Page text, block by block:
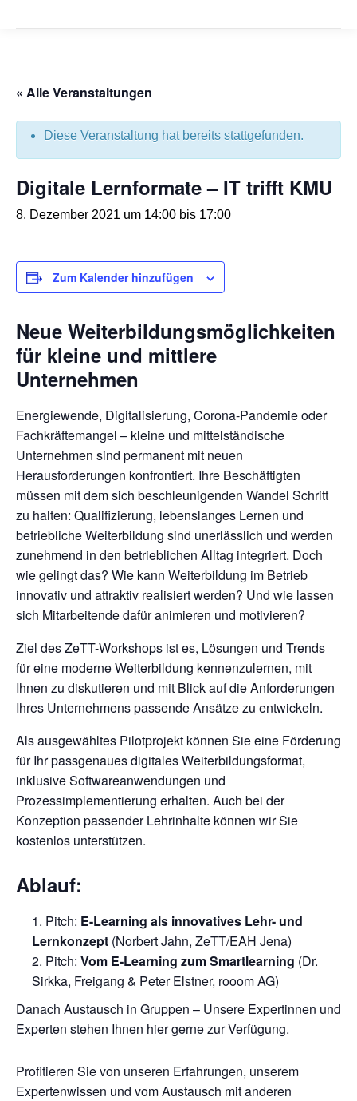
« Alle Veranstaltungen
Diese Veranstaltung hat bereits stattgefunden.
Digitale Lernformate – IT trifft KMU
8. Dezember 2021 um 14:00 bis 17:00
Neue Weiterbildungsmöglichkeiten
für kleine und mittlere
Unternehmen
Energiewende, Digitalisierung, Corona-Pandemie oder
Fachkräftemangel – kleine und mittelständische
Unternehmen sind permanent mit neuen
Herausforderungen konfrontiert. Ihre Beschäftigten
müssen mit dem sich beschleunigenden Wandel Schritt
zu halten: Qualifizierung, lebenslanges Lernen und
betriebliche Weiterbildung sind unerlässlich und werden
zunehmend in den betrieblichen Alltag integriert. Doch
wie gelingt das? Wie kann Weiterbildung im Betrieb
innovativ und attraktiv realisiert werden? Und wie lassen
sich Mitarbeitende dafür animieren und motivieren?
Ziel des ZeTT-Workshops ist es, Lösungen und Trends
für eine moderne Weiterbildung kennenzulernen, mit
Ihnen zu diskutieren und mit Blick auf die Anforderungen
Ihres Unternehmens passende Ansätze zu entwickeln.
Als ausgewähltes Pilotprojekt können Sie eine Förderung
für Ihr passgenaues digitales Weiterbildungsformat,
inklusive Softwareanwendungen und
Prozessimplementierung erhalten. Auch bei der
Konzeption passender Lehrinhalte können wir Sie
kostenlos unterstützen.
Ablauf:
Pitch: E-Learning als innovatives Lehr- und
Lernkonzept (Norbert Jahn, ZeTT/EAH Jena)
Pitch: Vom E-Learning zum Smartlearning (Dr.
Sirkka, Freigang & Peter Elstner, rooom AG)
Danach Austausch in Gruppen – Unsere Expertinnen und
Experten stehen Ihnen hier gerne zur Verfügung.
Profitieren Sie von unseren Erfahrungen, unserem
Expertenwissen und vom Austausch mit anderen
Zum Kalender hinzufügen